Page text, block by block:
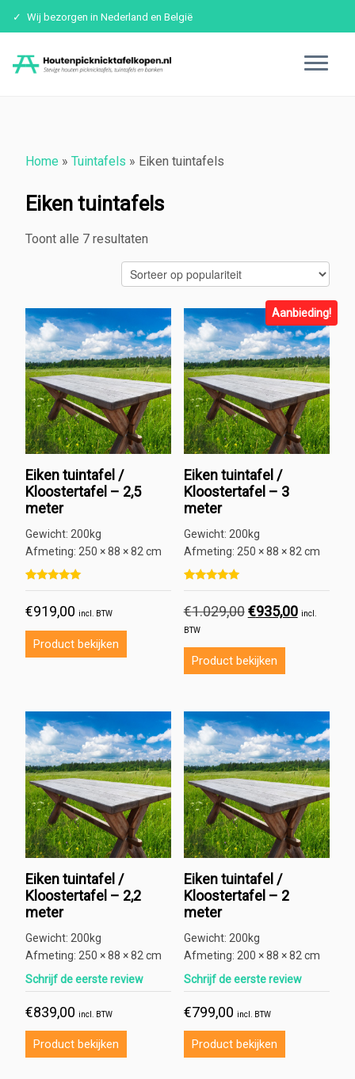
Wij bezorgen in Nederland en België
Home » Tuintafels » Eiken tuintafels
Eiken tuintafels
Toont alle 7 resultaten
op
populariteit
Eiken tuintafel /
Kloostertafel – 2,5
meter
Gewicht: 200kg
Afmeting: 250 × 88 × 82 cm
Gewaardeerd
op 5 gebaseerd op
2
waarderingen
€919,00 incl. BTW
Product bekijken
Aanbieding!
Eiken tuintafel /
Kloostertafel – 3
meter
Gewicht: 200kg
Afmeting: 250 × 88 × 82 cm
Gewaardeerd
op 5 gebaseerd op
1
klant
waardering
€1.029,00 Oorspronkelijke
was:
€1.029,00.
€935,00Huidige
incl.
BTW
Product bekijken
Eiken tuintafel /
Kloostertafel – 2,2
meter
Gewicht: 200kg
Afmeting: 250 × 88 × 82 cm
Schrijf de eerste review
€839,00 incl. BTW
Product bekijken
Eiken tuintafel /
Kloostertafel – 2
meter
Gewicht: 200kg
Afmeting: 200 × 88 × 82 cm
Schrijf de eerste review
€799,00 incl. BTW
Product bekijken